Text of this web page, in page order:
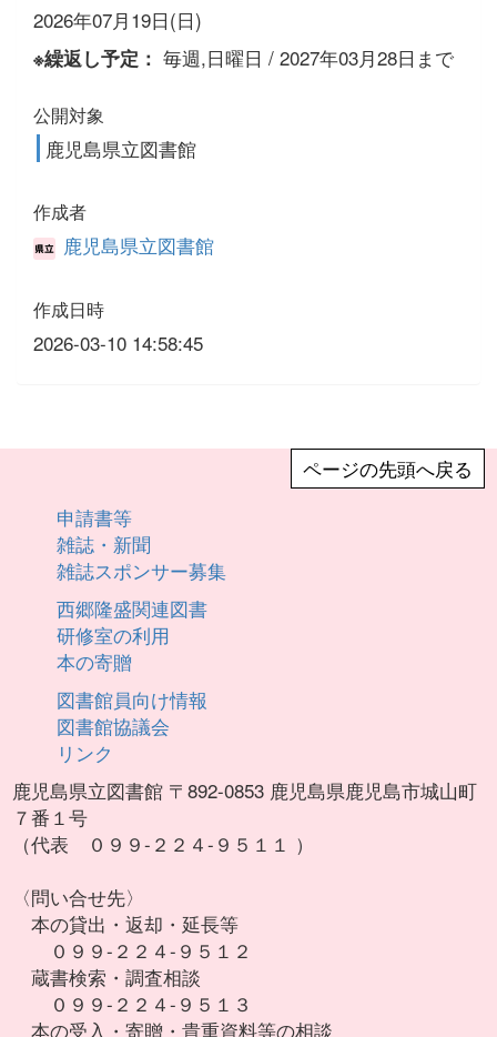
2026年07月19日(日)
※繰返し予定： 毎週,日曜日 / 2027年03月28日まで
公開対象
鹿児島県立図書館
作成者
鹿児島県立図書館
作成日時
2026-03-10 14:58:45
ページの先頭へ戻る
申請書等
雑誌・新聞
雑誌スポンサー募集
西郷隆盛関連図書
研修室の利用
本の寄贈
図書館員向け情報
図書館協議会
リンク
鹿児島県立図書館 〒892-0853 鹿児島県鹿児島市城山町
７番１号
（代表 ０９９-２２４-９５１１ ）
〈問い合せ先〉
本の貸出・返却・延長等
０９９-２２４-９５１２
蔵書検索・調査相談
０９９-２２４-９５１３
本の受入・寄贈・貴重資料等の相談